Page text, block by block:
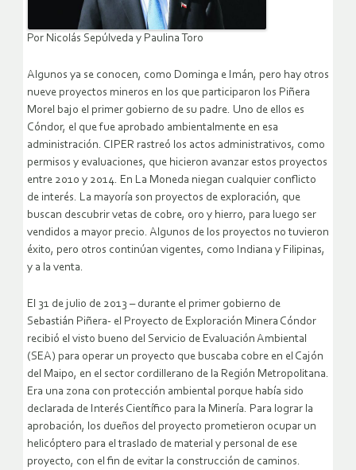
Por Nicolás Sepúlveda y Paulina Toro
Algunos ya se conocen, como Dominga e Imán, pero hay otros
nueve proyectos mineros en los que participaron los Piñera
Morel bajo el primer gobierno de su padre. Uno de ellos es
Cóndor, el que fue aprobado ambientalmente en esa
administración. CIPER rastreó los actos administrativos, como
permisos y evaluaciones, que hicieron avanzar estos proyectos
entre 2010 y 2014. En La Moneda niegan cualquier conflicto
de interés. La mayoría son proyectos de exploración, que
buscan descubrir vetas de cobre, oro y hierro, para luego ser
vendidos a mayor precio. Algunos de los proyectos no tuvieron
éxito, pero otros continúan vigentes, como Indiana y Filipinas,
y a la venta.
El 31 de julio de 2013 – durante el primer gobierno de
Sebastián Piñera- el Proyecto de Exploración Minera Cóndor
recibió el visto bueno del Servicio de Evaluación Ambiental
(SEA) para operar un proyecto que buscaba cobre en el Cajón
del Maipo, en el sector cordillerano de la Región Metropolitana.
Era una zona con protección ambiental porque había sido
declarada de Interés Científico para la Minería. Para lograr la
aprobación, los dueños del proyecto prometieron ocupar un
helicóptero para el traslado de material y personal de ese
proyecto, con el fin de evitar la construcción de caminos.